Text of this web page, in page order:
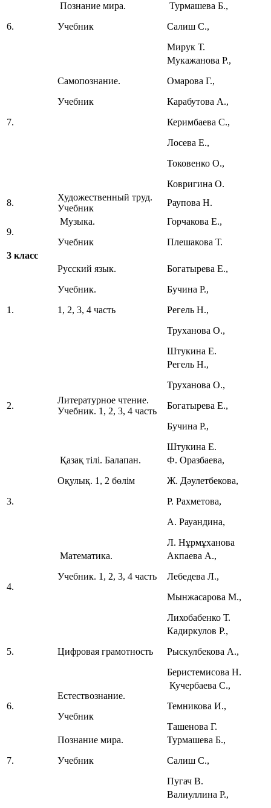
6.
Познание мира.
Учебник
Турмашева Б.,
Салиш С.,
Мирук Т.
7.
Самопознание.
Учебник
Мукажанова Р.,
Омарова Г.,
Карабутова А.,
Керимбаева С.,
Лосева Е.,
Токовенко О.,
Ковригина О.
8.
Художественный труд.
Учебник
Раупова Н.
9.
Музыка.
Учебник
Горчакова Е.,
Плешакова Т.
3 класс
1.
Русский язык.
Учебник.
1, 2, 3, 4 часть
Богатырева Е.,
Бучина Р.,
Регель Н.,
Труханова О.,
Штукина Е.
2.
Литературное чтение.
Учебник. 1, 2, 3, 4 часть
Регель Н.,
Труханова О.,
Богатырева Е.,
Бучина Р.,
Штукина Е.
3.
Қазақ тілі. Балапан.
Оқулық. 1, 2 бөлім
Ф. Оразбаева,
Ж. Дәулетбекова,
Р. Рахметова,
А. Рауандина,
Л. Нұрмұханова
4.
Математика.
Учебник. 1, 2, 3, 4 часть
Акпаева А.,
Лебедева Л.,
Мынжасарова М.,
Лихобабенко Т.
5. Цифровая грамотность
Кадиркулов Р.,
Рыскулбекова А.,
Беристемисова Н.
6.
Естествознание.
Учебник
Кучербаева С.,
Темникова И.,
Ташенова Г.
7.
Познание мира.
Учебник
Турмашева Б.,
Салиш С.,
Пугач В.
Валиуллина Р.,